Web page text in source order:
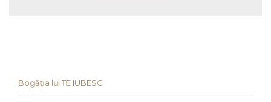
Bogăția lui TE IUBESC